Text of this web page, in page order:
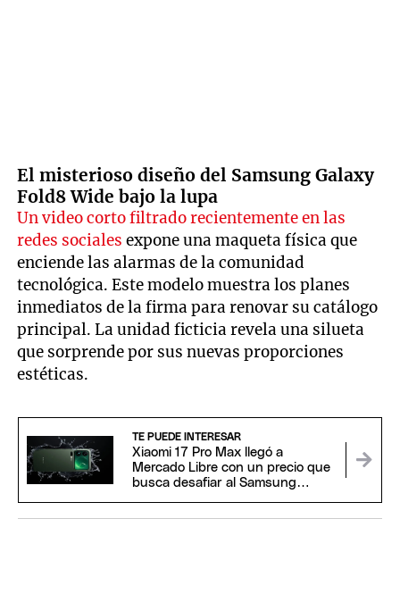
El misterioso diseño del Samsung Galaxy
Fold8 Wide bajo la lupa
Un video corto filtrado recientemente en las
redes sociales expone una maqueta física que
enciende las alarmas de la comunidad
tecnológica. Este modelo muestra los planes
inmediatos de la firma para renovar su catálogo
principal. La unidad ficticia revela una silueta
que sorprende por sus nuevas proporciones
estéticas.
TE PUEDE INTERESAR
Xiaomi 17 Pro Max llegó a
Mercado Libre con un precio que
busca desafiar al Samsung